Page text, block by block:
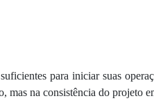
para iniciar suas
mas na consistência do projeto